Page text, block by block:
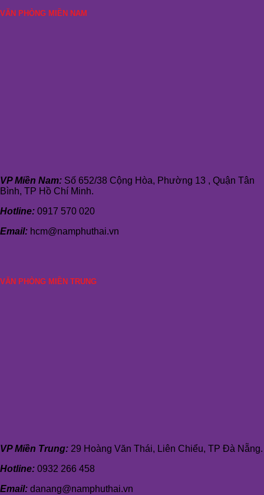
VĂN PHÒNG MIỀN NAM
VP Miền Nam: Số 652/38 Cộng Hòa, Phường 13 , Quận Tân
Bình, TP Hồ Chí Minh.
Hotline: 0917 570 020
Email: hcm@namphuthai.vn
VĂN PHÒNG MIỀN TRUNG
VP Miền Trung: 29 Hoàng Văn Thái, Liên Chiểu, TP Đà Nẵng.
Hotline: 0932 266 458
Email: danang@namphuthai.vn